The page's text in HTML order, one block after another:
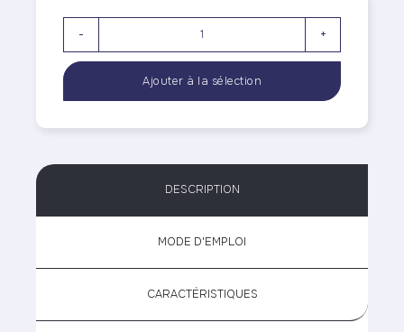
- +
DESCRIPTION
MODE D'EMPLOI
CARACTÉRISTIQUES